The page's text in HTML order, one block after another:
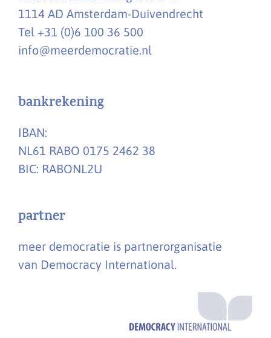
1114 AD Amsterdam-Duivendrecht
Tel +31 (0)6 100 36 500
info@meerdemocratie.nl
bankrekening
IBAN:
NL61 RABO 0175 2462 38
BIC: RABONL2U
partner
meer democratie is partnerorganisatie
van Democracy International.